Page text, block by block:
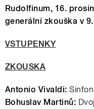
Rudolfinum, 16.
generální zkouška v
VSTUPENKY
ZKOUSKA
Antonio Vivaldi:
Bohuslav Martinů: